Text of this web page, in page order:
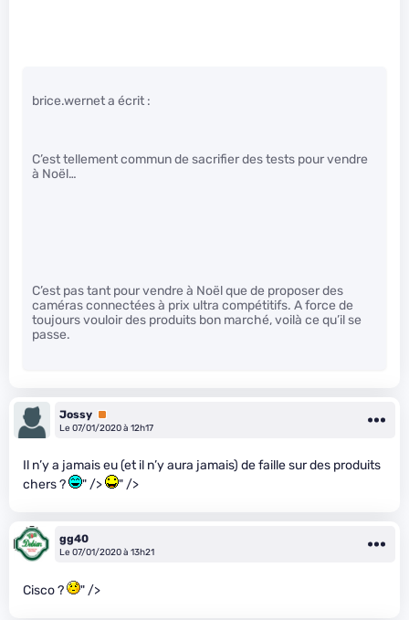
brice.wernet a écrit :
C’est tellement commun de sacrifier des tests pour vendre
à Noël…
C’est pas tant pour vendre à Noël que de proposer des
caméras connectées à prix ultra compétitifs. A force de
toujours vouloir des produits bon marché, voilà ce qu’il se
passe.
Jossy Premium
Le 07/01/2020 à 12h17
Il n’y a jamais eu (et il n’y aura jamais) de faille sur des produits
chers ?
" /> " />
gg40
Le 07/01/2020 à 13h21
Cisco ? " />